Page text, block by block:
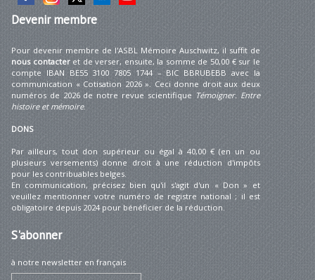
Devenirmembre
Pour devenir membre de l'ASBL Mémoire Auschwitz, il suffit de
nous contacteret de verser, ensuite, la somme de 50,00 € sur le
compte IBAN BE55 3100 7805 1744 – BIC BBRUBEBB avec la
communication « Cotisation 2026 ». Ceci donne droit aux deux
numéros de 2026 de notre revue scientifique Témoigner. Entre
histoire et mémoire.
DONS
Par ailleurs, tout don supérieur ou égal à 40,00 € (en un ou
plusieurs versements) donne droit à une réduction d'impôts
pour les contribuables belges.
En communication, précisez bien qu'il s'agit d'un « Don » et
veuillez mentionner votre numéro de registre national ; il est
obligatoire depuis 2024 pour bénéficier de la réduction.
S'abonner
à notre newsletter en français